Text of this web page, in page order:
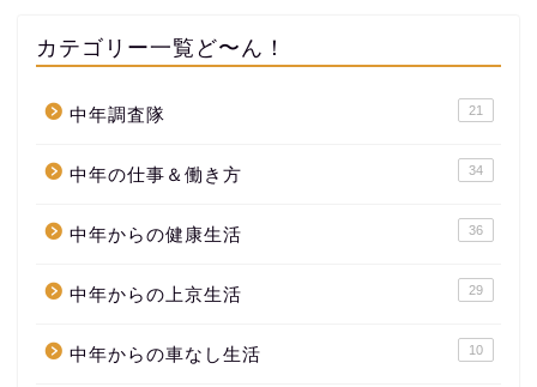
カテゴリー一覧ど〜ん！
中年調査隊 21
中年の仕事＆働き方 34
中年からの健康生活 36
中年からの上京生活 29
中年からの車なし生活 10